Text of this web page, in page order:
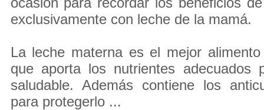
exclusivamente con leche de la mamá.
La leche materna es el mejor
que aporta los nutrientes adecuados
saludable. Además contiene los
para protegerlo ...